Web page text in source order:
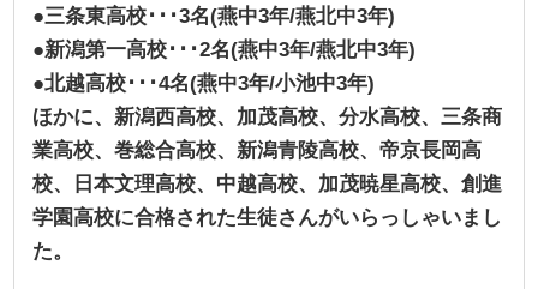
●三条東高校･･･3名(燕中3年/燕北中3年)
●新潟第一高校･･･2名(燕中3年/燕北中3年)
●北越高校･･･4名(燕中3年/小池中3年)
ほかに、新潟西高校、加茂高校、分水高校、三条商
業高校、巻総合高校、新潟青陵高校、帝京長岡高
校、日本文理高校、中越高校、加茂暁星高校、創進
学園高校に合格された生徒さんがいらっしゃいまし
た。